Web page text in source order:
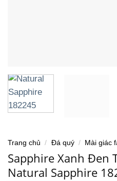
Trang chủ / Đá quý / Mài giác
Sapphire Xanh Đen
Natural Sapphire